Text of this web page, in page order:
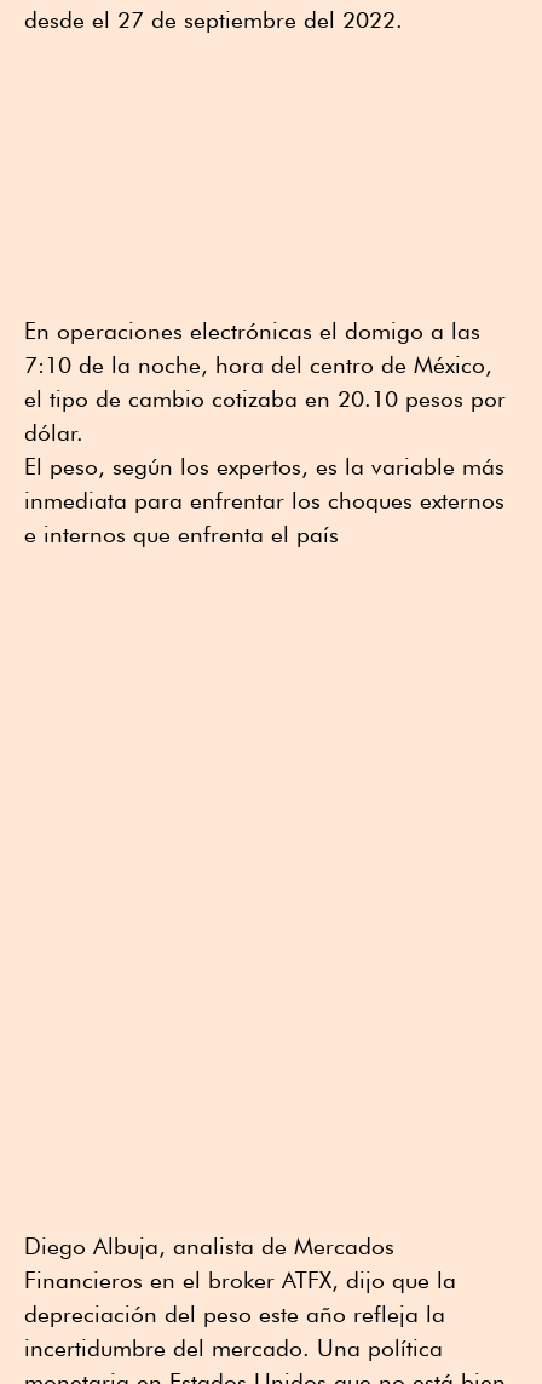
desde el 27 de septiembre del 2022.
En operaciones electrónicas el domigo a las
7:10 de la noche, hora del centro de México,
el tipo de cambio cotizaba en 20.10 pesos por
dólar.
El peso, según los expertos, es la variable más
inmediata para enfrentar los choques externos
e internos que enfrenta el país
Diego Albuja, analista de Mercados
Financieros en el broker ATFX, dijo que la
depreciación del peso este año refleja la
incertidumbre del mercado. Una política